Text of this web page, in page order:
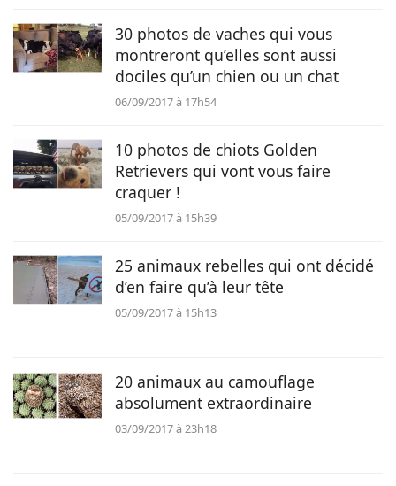
Emotion
Animaux
Santé
30 photos de vaches qui vous
montreront qu’elles sont aussi
dociles qu’un chien ou un chat
06/09/2017 à 17h54
10 photos de chiots Golden
Retrievers qui vont vous faire
craquer !
05/09/2017 à 15h39
25 animaux rebelles qui ont décidé
d’en faire qu’à leur tête
05/09/2017 à 15h13
20 animaux au camouflage
absolument extraordinaire
03/09/2017 à 23h18